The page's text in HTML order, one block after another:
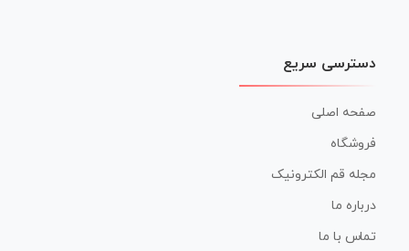
دسترسی سریع
صفحه اصلی
فروشگاه
مجله قم الکترونیک
درباره ما
تماس با ما